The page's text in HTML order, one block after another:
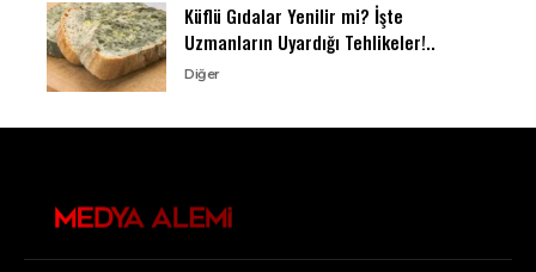
Küflü Gıdalar Yenilir mi? İşte
Uzmanların Uyardığı Tehlikeler!..
Diğer